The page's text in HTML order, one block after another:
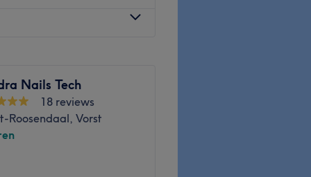
die zorg dragen voor
streven ernaar om aan
Nails Tech
18 reviews
Roosendaal, Vorst